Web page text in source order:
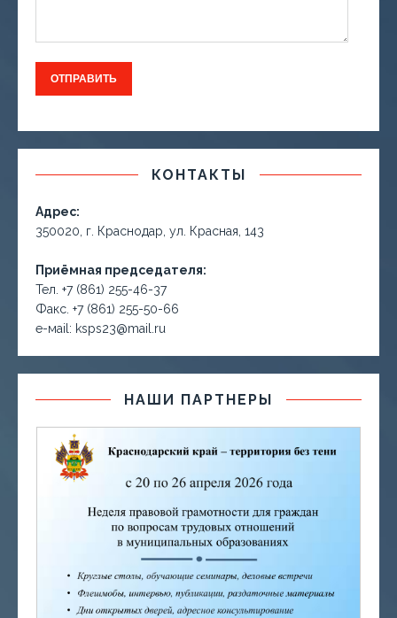
КОНТАКТЫ
Адрес:
350020, г. Краснодар, ул. Красная, 143
Приёмная председателя:
Тел. +7 (861) 255-46-37
Факс. +7 (861) 255-50-66
е-маil: ksps23@mail.ru
НАШИ ПАРТНЕРЫ